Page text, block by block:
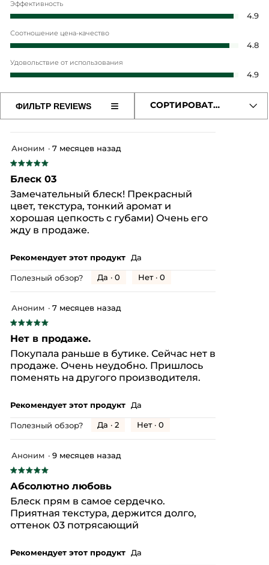
о Марке
* Ингредиенты растительного происхождения
* Ингредиенты синтетического происхождения
Эффективность
4.9
Соотношение цена-качество
4.8
Удовольствие от использования
4.9
СОРТИРОВАТЬ ПО
≡
ФИЛЬТР REVIEWS
Если
нажать
эту
содержимое
обновится
★★★★★
★★★★★
5
звезд.
Аноним · 7 месяцев назад
Блеск 03
Замечательный блеск! Прекрасный
цвет, текстура, тонкий аромат и
хорошая цепкость с губами) Очень его
жду в продаже.
Рекомендует этот продукт Да
Полезный обзор? Да · 0 Нет · 0
★★★★★
★★★★★
5
звезд.
Аноним · 7 месяцев назад
Нет в продаже.
Покупала раньше в бутике. Сейчас нет в
продаже. Очень неудобно. Пришлось
поменять на другого производителя.
Рекомендует этот продукт Да
Полезный обзор? Да · 2 Нет · 0
★★★★★
★★★★★
5
звезд.
Аноним · 9 месяцев назад
Абсолютно любовь
Блеск прям в самое сердечко.
Приятная текстура, держится долго,
оттенок 03 потрясающий
Рекомендует этот продукт Да